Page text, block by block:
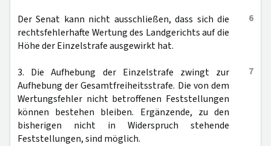
6
Der Senat kann nicht ausschließen, dass sich die
rechtsfehlerhafte Wertung des Landgerichts auf die
Höhe der Einzelstrafe ausgewirkt hat.
7
3. Die Aufhebung der Einzelstrafe zwingt zur
Aufhebung der Gesamtfreiheitsstrafe. Die von dem
Wertungsfehler nicht betroffenen Feststellungen
können bestehen bleiben. Ergänzende, zu den
bisherigen nicht in Widerspruch stehende
Feststellungen, sind möglich.